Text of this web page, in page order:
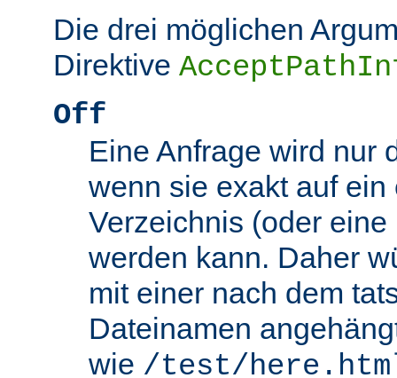
Die drei möglichen
Direktive
Off
Eine Anfrage wird nur
wenn sie exakt auf
Verzeichnis (oder
werden kann. Daher
mit einer nach dem
Dateinamen
wie /test/